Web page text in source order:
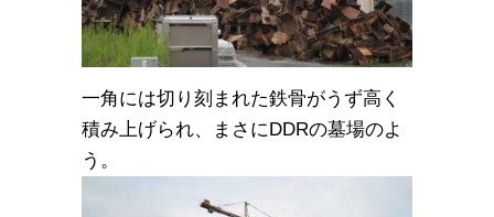
一角には切り刻まれた鉄骨がうず高く
積み上げられ、まさにDDRの墓場のよ
う。